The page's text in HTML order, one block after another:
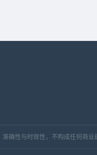
确性与时效性，不构成任何商